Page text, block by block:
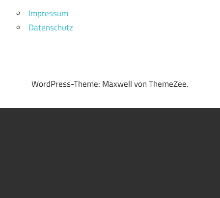
Impressum
Datenschutz
WordPress-Theme: Maxwell von ThemeZee.